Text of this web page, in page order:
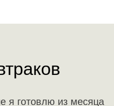
я готовлю из месяца